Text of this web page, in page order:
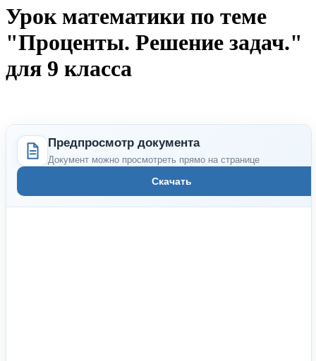
Урок математики по теме
"Проценты. Решение задач."
для 9 класса
Предпросмотр документа
Документ можно просмотреть прямо на странице
Скачать